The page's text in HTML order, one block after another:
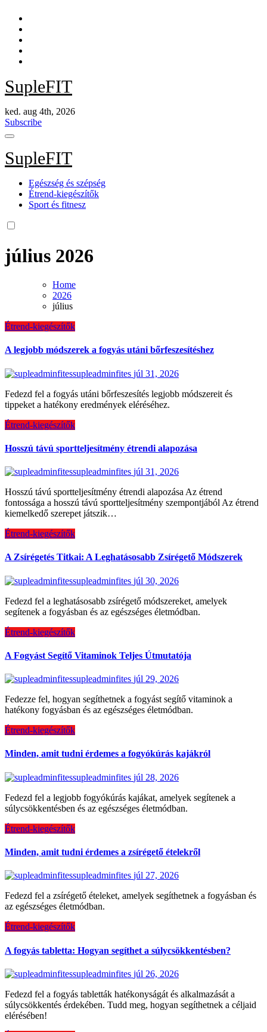
Skip
content
SupleFIT
ked. aug 4th, 2026
Subscribe
SupleFIT
Egészség és szépség
Étrend-kiegészítők
Sport és fitnesz
július 2026
Home
2026
július
Étrend-kiegészítők
A legjobb módszerek a fogyás utáni bőrfeszesítéshez
supleadminfites júl 31, 2026
Fedezd fel a fogyás utáni bőrfeszesítés legjobb módszereit és
tippeket a hatékony eredmények eléréséhez.
Étrend-kiegészítők
Hosszú távú sportteljesítmény étrendi alapozása
supleadminfites júl 31, 2026
Hosszú távú sportteljesítmény étrendi alapozása Az étrend
fontossága a hosszú távú sportteljesítmény szempontjából Az étrend
kiemelkedő szerepet játszik…
Étrend-kiegészítők
A Zsírégetés Titkai: A Leghatásosabb Zsírégető Módszerek
supleadminfites júl 30, 2026
Fedezd fel a leghatásosabb zsírégető módszereket, amelyek
segítenek a fogyásban és az egészséges életmódban.
Étrend-kiegészítők
A Fogyást Segítő Vitaminok Teljes Útmutatója
supleadminfites júl 29, 2026
Fedezze fel, hogyan segíthetnek a fogyást segítő vitaminok a
hatékony fogyásban és az egészséges életmódban.
Étrend-kiegészítők
Minden, amit tudni érdemes a fogyókúrás kajákról
supleadminfites júl 28, 2026
Fedezd fel a legjobb fogyókúrás kajákat, amelyek segítenek a
súlycsökkentésben és az egészséges életmódban.
Étrend-kiegészítők
Minden, amit tudni érdemes a zsírégető ételekről
supleadminfites júl 27, 2026
Fedezd fel a zsírégető ételeket, amelyek segíthetnek a fogyásban és
az egészséges életmódban.
Étrend-kiegészítők
A fogyás tabletta: Hogyan segíthet a súlycsökkentésben?
supleadminfites júl 26, 2026
Fedezd fel a fogyás tabletták hatékonyságát és alkalmazását a
súlycsökkentés érdekében. Tudd meg, hogyan segíthetnek a céljaid
elérésében!